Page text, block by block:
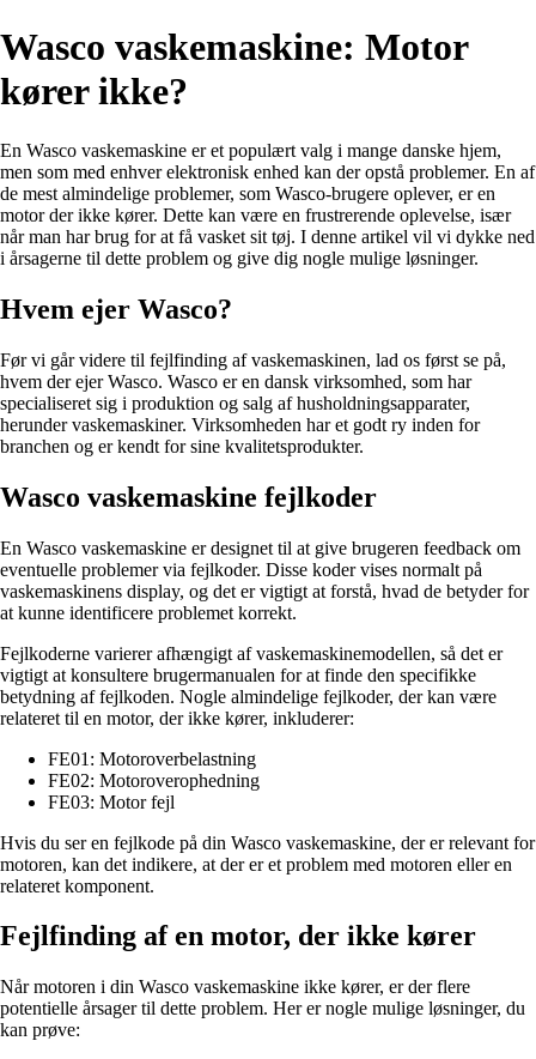
Wasco vaskemaskine: Motor
kører ikke?
En Wasco vaskemaskine er et populært valg i mange danske hjem,
men som med enhver elektronisk enhed kan der opstå problemer. En af
de mest almindelige problemer, som Wasco-brugere oplever, er en
motor der ikke kører. Dette kan være en frustrerende oplevelse, især
når man har brug for at få vasket sit tøj. I denne artikel vil vi dykke ned
i årsagerne til dette problem og give dig nogle mulige løsninger.
Hvem ejer Wasco?
Før vi går videre til fejlfinding af vaskemaskinen, lad os først se på,
hvem der ejer Wasco. Wasco er en dansk virksomhed, som har
specialiseret sig i produktion og salg af husholdningsapparater,
herunder vaskemaskiner. Virksomheden har et godt ry inden for
branchen og er kendt for sine kvalitetsprodukter.
Wasco vaskemaskine fejlkoder
En Wasco vaskemaskine er designet til at give brugeren feedback om
eventuelle problemer via fejlkoder. Disse koder vises normalt på
vaskemaskinens display, og det er vigtigt at forstå, hvad de betyder for
at kunne identificere problemet korrekt.
Fejlkoderne varierer afhængigt af vaskemaskinemodellen, så det er
vigtigt at konsultere brugermanualen for at finde den specifikke
betydning af fejlkoden. Nogle almindelige fejlkoder, der kan være
relateret til en motor, der ikke kører, inkluderer:
FE01: Motoroverbelastning
FE02: Motoroverophedning
FE03: Motor fejl
Hvis du ser en fejlkode på din Wasco vaskemaskine, der er relevant for
motoren, kan det indikere, at der er et problem med motoren eller en
relateret komponent.
Fejlfinding af en motor, der ikke kører
Når motoren i din Wasco vaskemaskine ikke kører, er der flere
potentielle årsager til dette problem. Her er nogle mulige løsninger, du
kan prøve: